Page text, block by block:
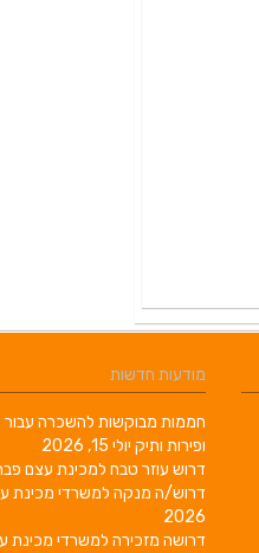
מודעות חדשות
חממות מבוקשות להשכרה עבור
ופירות ותיק יולי 15, 2026
דרוש עוזר טבח למכינת עצם
דרוש/ה מנקה למשרדי מכינת
2026
דרושה מזכירה למשרדי מכינת